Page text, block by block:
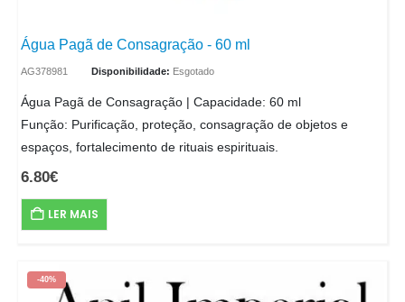
Água Pagã de Consagração - 60 ml
AG378981 Disponibilidade: Esgotado
Água Pagã de Consagração | Capacidade: 60 ml
Função: Purificação, proteção, consagração de objetos e
espaços, fortalecimento de rituais espirituais.
6.80€
LER MAIS
-40%